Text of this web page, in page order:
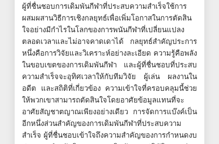
ผู้ที่ชื่นชอบการเดิมพันกีฬาที่ประสบความสำเร็จใช้การ
ผสมผสานวิธีการเชิงกลยุทธ์เพื่อเพิ่มโอกาสในการตัดสิน
ใจอย่างมีกำไรในโลกของการพนันกีฬาที่เปลี่ยนแปลง
ตลอดเวลาและไม่อาจคาดเดาได้ กลยุทธ์สำคัญประการ
หนึ่งคือการวิจัยและวิเคราะห์อย่างละเอียด ความรู้คือพลัง
ในขอบเขตของการเดิมพันกีฬา และผู้ที่ชื่นชอบที่ประสบ
ความสำเร็จจะอุทิศเวลาให้กับทีมวิจัย ผู้เล่น ผลงานใน
อดีต และสถิติที่เกี่ยวข้อง ความเข้าใจที่ครอบคลุมนี้ช่วย
ให้พวกเขาสามารถตัดสินใจโดยอาศัยข้อมูลแทนที่จะ
อาศัยสัญชาตญาณเพียงอย่างเดียว การจัดการแบ๊งค์เป็น
อีกหนึ่งส่วนสำคัญของการเดิมพันกีฬาที่ประสบความ
สำเร็จ ผู้ที่ชื่นชอบเข้าใจถึงความสำคัญของการกำหนดงบ